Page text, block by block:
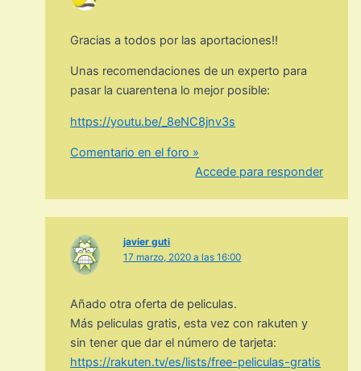
Gracias a todos por las aportaciones!!
Unas recomendaciones de un experto para
pasar la cuarentena lo mejor posible:
https://youtu.be/_8eNC8jnv3s
Comentario en el foro »
Accede para responder
javier guti
17 marzo, 2020 a las 16:00
Añado otra oferta de peliculas.
Más peliculas gratis, esta vez con rakuten y
sin tener que dar el número de tarjeta:
https://rakuten.tv/es/lists/free-peliculas-gratis